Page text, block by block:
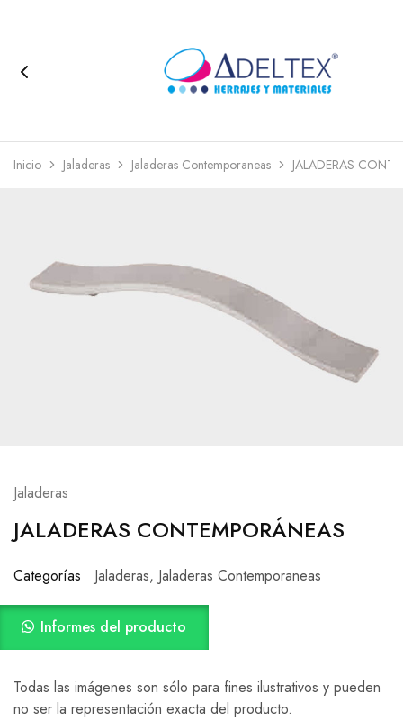
Inicio Jaladeras Jaladeras Contemporaneas JALADERAS
Jaladeras
JALADERAS CONTEMPORÁNEAS
Categorías Jaladeras, Jaladeras Contemporaneas
Informes del producto
Todas las imágenes son sólo para fines ilustrativos y pueden
no ser la representación exacta del producto.